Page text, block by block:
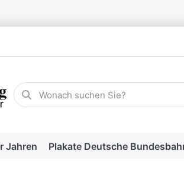
Geben Sie einen Suchbegriff ein.
Jahren Plakate Deutsche